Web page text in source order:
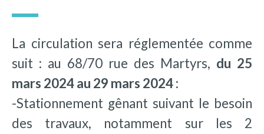
La circulation sera réglementée comme
suit : au 68/70 rue des Martyrs, du 25
mars 2024 au 29 mars 2024 :
-Stationnement gênant suivant le besoin
des travaux, notamment sur les 2